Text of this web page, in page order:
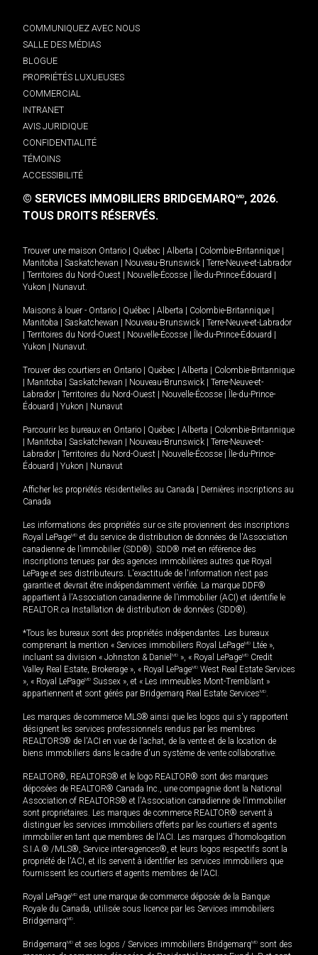
COMMUNIQUEZ AVEC NOUS
SALLE DES MÉDIAS
BLOGUE
PROPRIÉTÉS LUXUEUSES
COMMERCIAL
INTRANET
AVIS JURIDIQUE
CONFIDENTIALITÉ
TÉMOINS
ACCESSIBILITÉ
© SERVICES IMMOBILIERS BRIDGEMARQMD, 2026.
TOUS DROITS RÉSERVÉS.
Trouver une maison Ontario Québec Alberta Colombie-Britannique
Manitoba
Saskatchewan Nouveau-Brunswick
Terre-Neuve-et-Labrador
Territoires du Nord-Ouest Nouvelle-Écosse Île-du-Prince-Édouard
Yukon
Nunavut.
Maisons à louer - Ontario Québec Alberta Colombie-Britannique
Manitoba
Saskatchewan Nouveau-Brunswick
Terre-Neuve-et-Labrador
Territoires du Nord-Ouest Nouvelle-Écosse Île-du-Prince-Édouard
Yukon
Nunavut.
Trouver des courtiers en Ontario Québec Alberta
Colombie-Britannique
Manitoba Saskatchewan Nouveau-Brunswick
Terre-Neuve-et-
Labrador
Territoires du Nord-Ouest Nouvelle-Écosse
Île-du-Prince-
Édouard
Yukon Nunavut
Parcourir les bureaux en Ontario Québec Alberta
Colombie-Britannique
Manitoba Saskatchewan Nouveau-Brunswick
Terre-Neuve-et-
Labrador
Territoires du Nord-Ouest Nouvelle-Écosse
Île-du-Prince-
Édouard
Yukon Nunavut
Afficher les propriétés résidentielles au Canada
Dernières inscriptions au
Canada
Les informations des propriétés sur ce site proviennent des inscriptions
Royal LePageMD et du service de distribution de données de l'Association
canadienne de l’immobilier (SDD®). SDD® met en référence des
inscriptions tenues par des agences immobilières autres que Royal
LePage et ses distributeurs. L'exactitude de l'information n'est pas
garantie et devrait être indépendamment vérifiée. La marque DDF®
appartient à l'Association canadienne de l’immobilier (ACI) et identifie le
REALTOR.ca Installation de distribution de données (SDD®).
*Tous les bureaux sont des propriétés indépendantes. Les bureaux
comprenant la mention « Services immobiliers Royal LePageMD Ltée »,
incluant sa division « Johnston & Daniel MD », « Royal LePageMD Credit
Valley Real Estate, Brokerage », « Royal LePageMD West Real Estate Services
», « Royal LePageMD Sussex », et « Les immeubles Mont-Tremblant »
appartiennent et sont gérés par Bridgemarq Real Estate ServicesMD.
Les marques de commerce MLS® ainsi que les logos qui s'y rapportent
désignent les services professionnels rendus par les membres
REALTORS® de l'ACI en vue de l'achat, de la vente et de la location de
biens immobiliers dans le cadre d'un système de vente collaborative.
REALTOR®, REALTORS® et le logo REALTOR® sont des marques
déposées de REALTOR® Canada Inc., une compagnie dont la National
Association of REALTORS® et l'Association canadienne de l’immobilier
sont propriétaires. Les marques de commerce REALTOR® servent à
distinguer les services immobiliers offerts par les courtiers et agents
immobilier en tant que membres de l'ACI. Les marques d'homologation
S.I.A.® /MLS®, Service inter-agences®, et leurs logos respectifs sont la
propriété de l'ACI, et ils servent à identifier les services immobiliers que
fournissent les courtiers et agents membres de l'ACI.
Royal LePageMD est une marque de commerce déposée de la Banque
Royale du Canada, utilisée sous licence par les Services immobiliers
BridgemarqMD.
BridgemarqMD et ses logos / Services immobiliers BridgemarqMD sont des